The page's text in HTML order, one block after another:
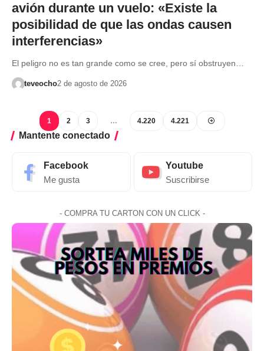
avión durante un vuelo: «Existe la
posibilidad de que las ondas causen
interferencias»
El peligro no es tan grande como se cree, pero sí obstruyen…
teveocho2 de agosto de 2026
1 2 3 … 4.220 4.221
Mantente conectado
Facebook
Me gusta
Youtube
Suscribirse
- COMPRA TU CARTON CON UN CLICK -